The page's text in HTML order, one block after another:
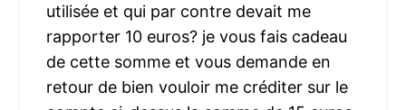
utilisée et qui par contre devait me
rapporter 10 euros? je vous fais cadeau
de cette somme et vous demande en
retour de bien vouloir me créditer sur le